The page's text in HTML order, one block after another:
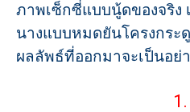
ภาพเซ็กซี่แบบนู้ดของจริง
นางแบบหมดยันโครงกระ
ผลลัพธ์ที่ออกมาจะเป็นอย่
1.